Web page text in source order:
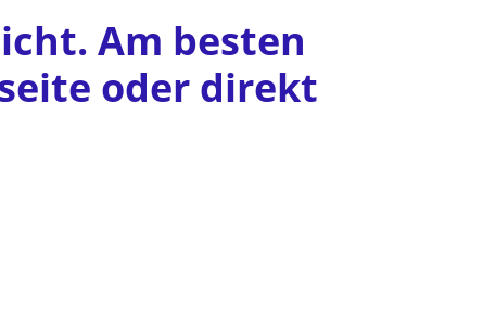
Am besten
oder direkt